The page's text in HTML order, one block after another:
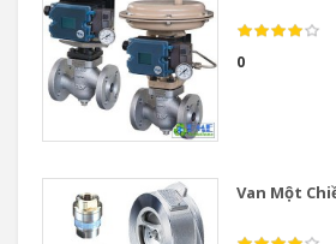
0
Van Một